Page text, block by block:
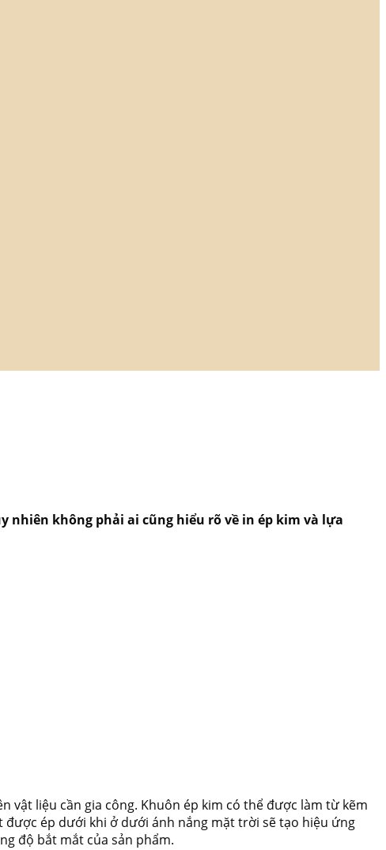
nhiên không phải ai cũng hiểu rõ về in ép kim và lựa
liệu cần gia công. Khuôn ép kim có thể được làm từ kẽm
được ép dưới khi ở dưới ánh nắng mặt trời sẽ tạo hiệu ứng
độ bắt mắt của sản phẩm.